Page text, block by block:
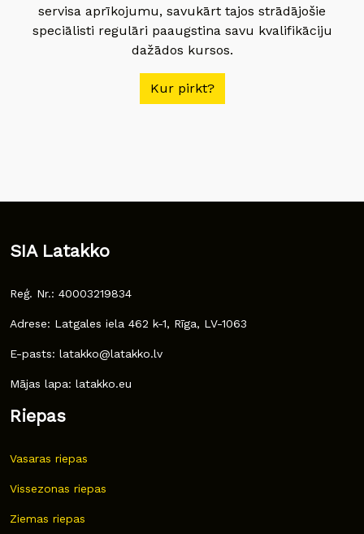
servisa aprīkojumu, savukārt tajos strādājošie
speciālisti regulāri paaugstina savu kvalifikāciju
dažādos kursos.
Kur pirkt?
SIA Latakko
Reģ. Nr.: 40003219834
Adrese: Latgales iela 462 k-1, Rīga, LV-1063
E-pasts: latakko@latakko.lv
Mājas lapa: latakko.eu
Riepas
Vasaras riepas
Vissezonas riepas
Ziemas riepas